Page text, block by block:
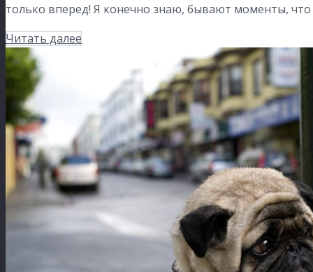
только вперед! Я конечно знаю, бывают моменты,
Читать далее